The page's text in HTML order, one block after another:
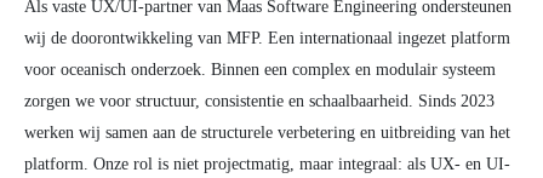
Als vaste UX/UI-partner van Maas Software Engineering ondersteunen
wij de doorontwikkeling van MFP. Een internationaal ingezet platform
voor oceanisch onderzoek. Binnen een complex en modulair systeem
zorgen we voor structuur, consistentie en schaalbaarheid. Sinds 2023
werken wij samen aan de structurele verbetering en uitbreiding van het
platform. Onze rol is niet projectmatig, maar integraal: als UX- en UI-